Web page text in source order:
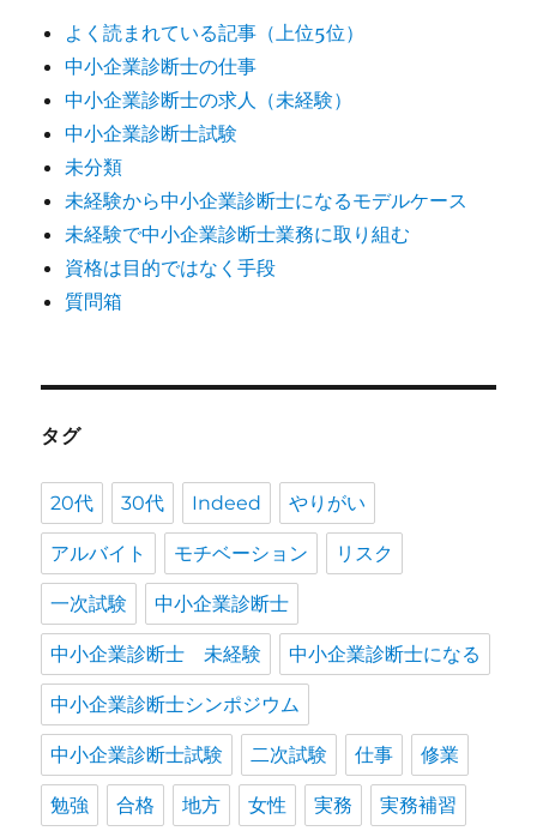
食
べ
て
い
け
の
か？
へ
の
よく読まれている記事（上位5位）
中小企業診断士の仕事
中小企業診断士の求人（未経験）
中小企業診断士試験
未分類
未経験から中小企業診断士になるモデルケース
未経験で中小企業診断士業務に取り組む
資格は目的ではなく手段
質問箱
タグ
20代 30代 Indeed やりがい
アルバイト モチベーション リスク
一次試験 中小企業診断士
中小企業診断士 未経験 中小企業診断士になる
中小企業診断士シンポジウム
中小企業診断士試験 二次試験 仕事 修業
勉強 合格 地方 女性 実務 実務補習